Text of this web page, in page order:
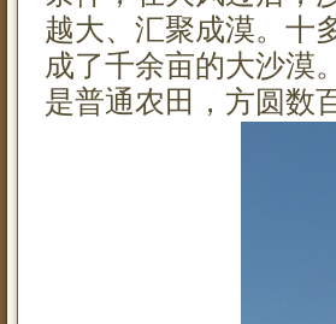
越大、汇聚成漠。十
成了千余亩的大沙漠
是普通农田，方圆数